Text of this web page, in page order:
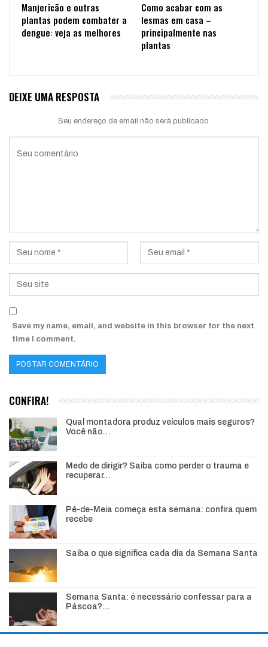
Manjericão e outras
plantas podem combater a
dengue: veja as melhores
Como acabar com as
lesmas em casa –
principalmente nas
plantas
DEIXE UMA RESPOSTA
Seu endereço de email não será publicado.
Save my name, email, and website in this browser for the next
time I comment.
CONFIRA!
Qual montadora produz veículos mais seguros?
Você não…
Medo de dirigir? Saiba como perder o trauma e
recuperar…
Pé-de-Meia começa esta semana: confira quem
recebe
Saiba o que significa cada dia da Semana Santa
Semana Santa: é necessário confessar para a
Páscoa?…